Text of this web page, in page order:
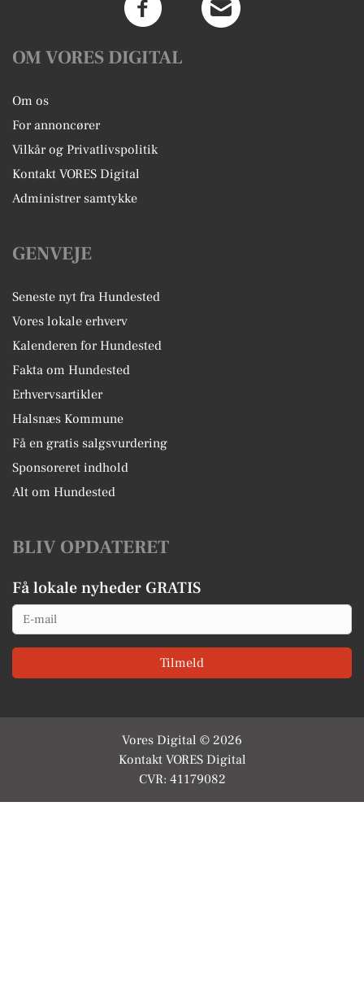
OM VORES DIGITAL
Om os
For annoncører
Vilkår og Privatlivspolitik
Kontakt VORES Digital
Administrer samtykke
GENVEJE
Seneste nyt fra Hundested
Vores lokale erhverv
Kalenderen for Hundested
Fakta om Hundested
Erhvervsartikler
Halsnæs Kommune
Få en gratis salgsvurdering
Sponsoreret indhold
Alt om Hundested
BLIV OPDATERET
Få lokale nyheder GRATIS
Email
Tilmeld
Vores Digital © 2026
Kontakt VORES Digital
CVR: 41179082